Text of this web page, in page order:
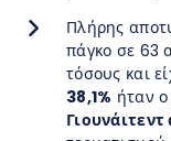
Πλήρης
πάγκο σε 63
τόσους και
38,1% ήταν ο
Γιουνάιτεντ